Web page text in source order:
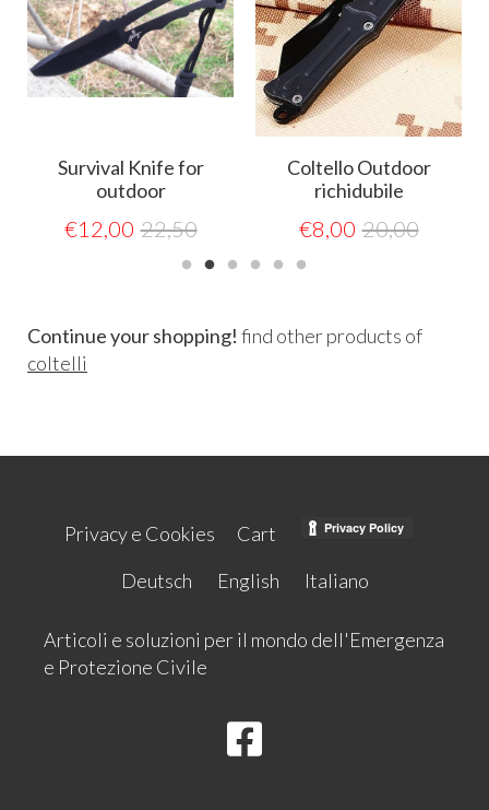
Survival Knife for
outdoor
€12,00 22,50
Coltello Outdoor
richidubile
€8,00 20,00
Continue your shopping! find other products of
coltelli
Privacy e Cookies
Cart
Deutsch
English Italiano
Articoli e soluzioni per il mondo dell'Emergenza
e Protezione Civile